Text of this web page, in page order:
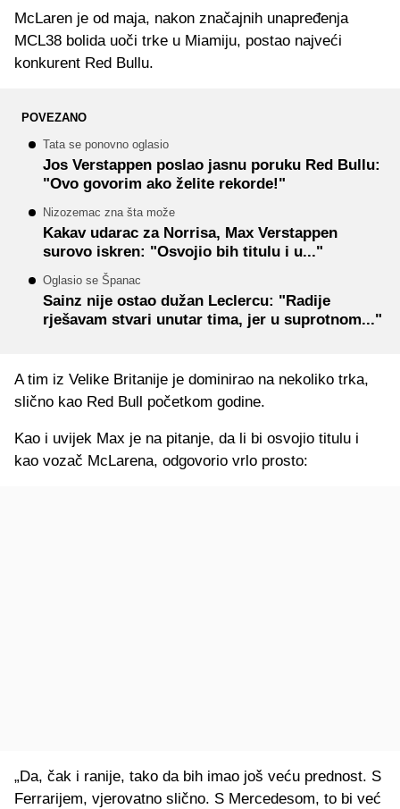
McLaren je od maja, nakon značajnih unapređenja
MCL38 bolida uoči trke u Miamiju, postao najveći
konkurent Red Bullu.
POVEZANO
Tata se ponovno oglasio
Jos Verstappen poslao jasnu poruku Red Bullu:
"Ovo govorim ako želite rekorde!"
Nizozemac zna šta može
Kakav udarac za Norrisa, Max Verstappen
surovo iskren: "Osvojio bih titulu i u..."
Oglasio se Španac
Sainz nije ostao dužan Leclercu: "Radije
rješavam stvari unutar tima, jer u suprotnom..."
A tim iz Velike Britanije je dominirao na nekoliko trka,
slično kao Red Bull početkom godine.
Kao i uvijek Max je na pitanje, da li bi osvojio titulu i
kao vozač McLarena, odgovorio vrlo prosto:
„Da, čak i ranije, tako da bih imao još veću prednost. S
Ferrarijem, vjerovatno slično. S Mercedesom, to bi već